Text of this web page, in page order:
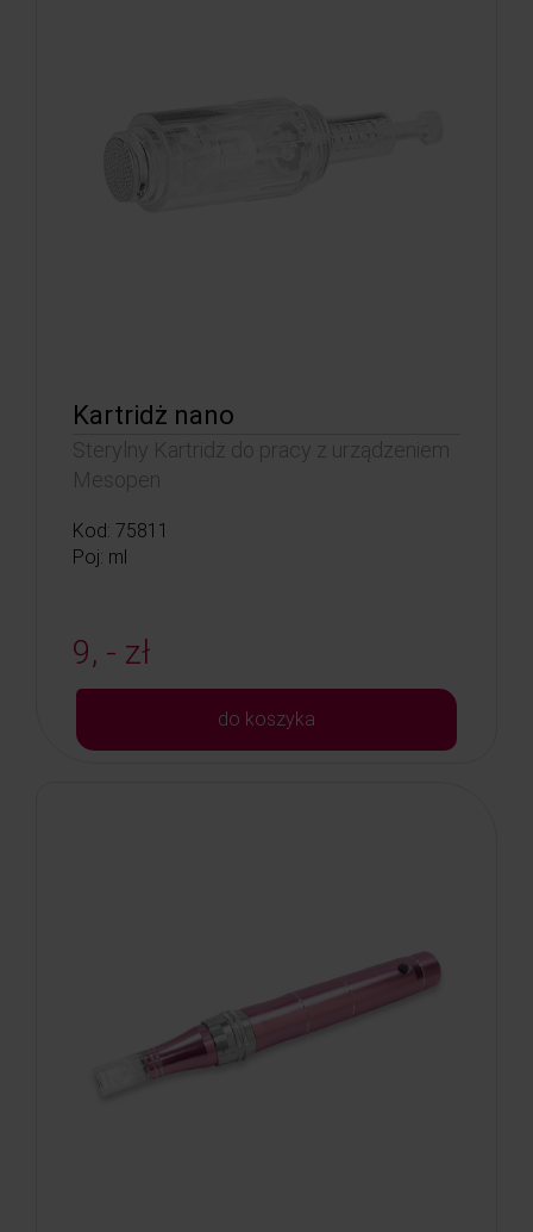
Kartridż nano
Sterylny Kartridż do pracy z urządzeniem
Mesopen
Kod: 75811
Poj: ml
9, - zł
do koszyka